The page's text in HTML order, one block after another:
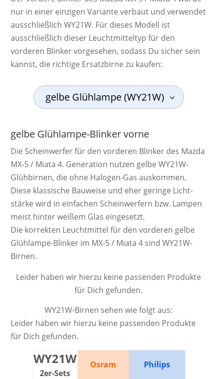
nur in einer einzigen Variante verbaut und verwendet
ausschließlich WY21W. Für dieses Modell ist
ausschließlich dieser Leuchtmitteltyp für den
vorderen Blinker vorgesehen, sodass Du sicher sein
kannst, die richtige Ersatzbirne zu kaufen:
gelbe Glühlampe (WY21W)
gelbe Glühlampe-Blinker vorne
Die Schein­werf­er für den vorderen Blinker des Mazda
MX-5 / Miata 4. Ge­ne­ra­ti­on nutzen gelbe WY21W-
Glüh­bir­nen, die ohne Ha­lo­gen-Gas aus­kom­men.
Diese klas­si­sche Bau­weise und eher ge­ringe Licht­
stärke wird in ein­fachen Schein­werf­ern bzw. Lam­pen
meist hinter weißem Glas ein­gesetzt.
Die kor­rek­ten Leucht­mittel für den vorderen gelbe
Glühlampe-Blinker im MX-5 / Miata 4 sind WY21W-
Birnen.
Leider haben wir hierzu keine passenden Produkte
für Dich gefunden.
WY21W-Birnen sehen wie folgt aus:
Leider haben wir hierzu keine passenden Produkte
für Dich gefunden.
WY21W
2er-Sets
Osram Philips